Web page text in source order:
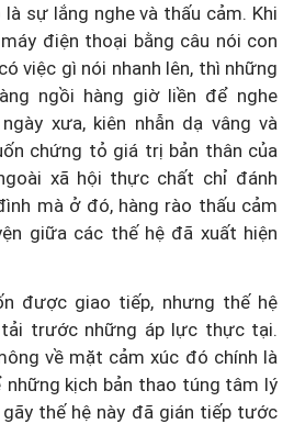
sự lắng nghe và thấu cảm. Khi
điện thoại bằng câu nói con
việc gì nói nhanh lên, thì những
ngồi hàng giờ liền để nghe
xưa, kiên nhẫn dạ vâng và
chứng tỏ giá trị bản thân của
xã hội thực chất chỉ đánh
mà ở đó, hàng rào thấu cảm
giữa các thế hệ đã xuất hiện
được giao tiếp, nhưng thế hệ
trước những áp lực thực tại.
về mặt cảm xúc đó chính là
kịch bản thao túng tâm lý
thế hệ này đã gián tiếp tước